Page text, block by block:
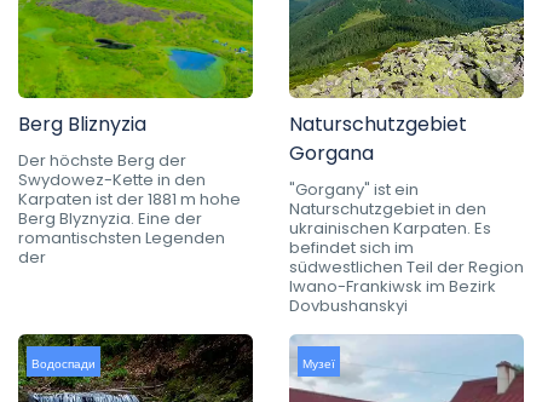
Berg Bliznyzia
Der höchste Berg der
Swydowez-Kette in den
Karpaten ist der 1881 m hohe
Berg Blyznyzia. Eine der
romantischsten Legenden
der
Naturschutzgebiet
Gorgana
"Gorgany" ist ein
Naturschutzgebiet in den
ukrainischen Karpaten. Es
befindet sich im
südwestlichen Teil der Region
Iwano-Frankiwsk im Bezirk
Dovbushanskyi
Водоспади Музеї